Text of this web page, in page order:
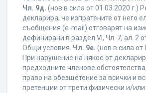
Чл. 9д. (нов в сила от 01.03.2020 г.)
декларира, че изпратените от него
съобщения (e-mail) отговарят на
дефинирани в раздел VI, Чл. 7, ал. 2
Общи условия. Чл. 9е. (нов в сила от
При нарушение на някое от
предходните членове
право на обезщетение за всички и
претенции от трети физически и/